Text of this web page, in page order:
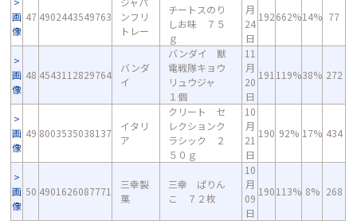
画
像
47 4902443549763
ンフリ
トレー
チートスのり
しお味 ７５
ｇ
月
24
日
192662%14% 77
画
像
48 4543112829764
バンダ
イ
バンダイ 獣
電戦隊キョウ
リュウジャ
１個
11
月
20
日
191 119%38% 272
画
像
49 8003535038137
イタリ
ア
クリート セ
レクションク
ラシック ２
５０ｇ
10
月
21
日
190 92% 17% 434
画
像
50 4901626087771
三幸製
菓
三幸 ぱりん
こ ７２枚
10
月
09
日
190113% 8% 268